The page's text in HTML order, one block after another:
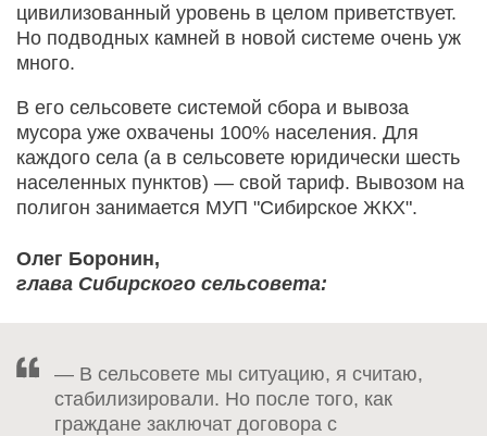
цивилизованный уровень в целом приветствует.
Но подводных камней в новой системе очень уж
много.
В его сельсовете системой сбора и вывоза
мусора уже охвачены 100% населения. Для
каждого села (а в сельсовете юридически шесть
населенных пунктов) — свой тариф. Вывозом на
полигон занимается МУП "Сибирское ЖКХ".
Олег Боронин,
глава Сибирского сельсовета:
— В сельсовете мы ситуацию, я считаю,
стабилизировали. Но после того, как
граждане заключат договора с